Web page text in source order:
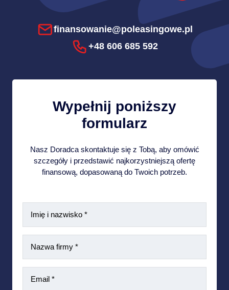
finansowanie@poleasingowe.pl
+48 606 685 592
Wypełnij poniższy
formularz
Nasz Doradca skontaktuje się z Tobą, aby omówić
szczegóły i przedstawić najkorzystniejszą ofertę
finansową, dopasowaną do Twoich potrzeb.